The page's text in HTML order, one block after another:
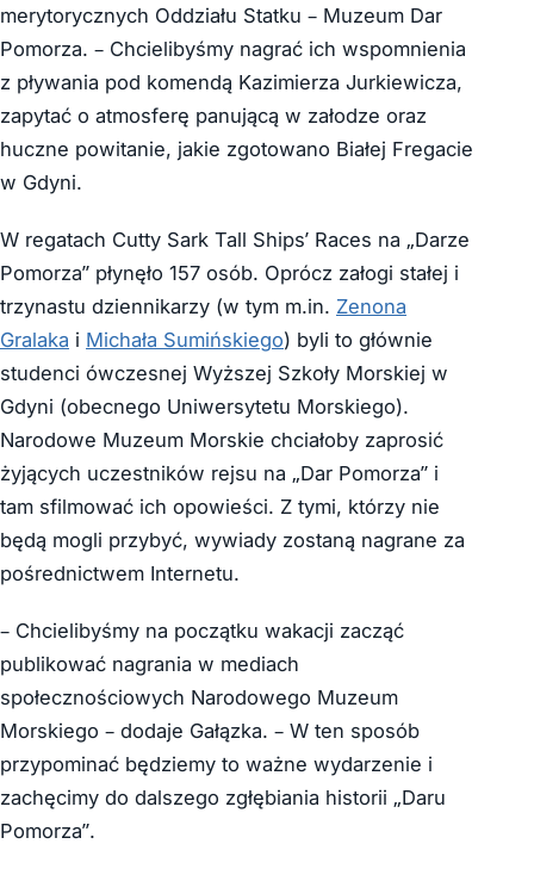
merytorycznych Oddziału Statku – Muzeum Dar
Pomorza. – Chcielibyśmy nagrać ich wspomnienia
z pływania pod komendą Kazimierza Jurkiewicza,
zapytać o atmosferę panującą w załodze oraz
huczne powitanie, jakie zgotowano Białej Fregacie
w Gdyni.
W regatach Cutty Sark Tall Ships’ Races na „Darze
Pomorza” płynęło 157 osób. Oprócz załogi stałej i
trzynastu dziennikarzy (w tym m.in. Zenona
Gralaka i Michała Sumińskiego) byli to głównie
studenci ówczesnej Wyższej Szkoły Morskiej w
Gdyni (obecnego Uniwersytetu Morskiego).
Narodowe Muzeum Morskie chciałoby zaprosić
żyjących uczestników rejsu na „Dar Pomorza” i
tam sfilmować ich opowieści. Z tymi, którzy nie
będą mogli przybyć, wywiady zostaną nagrane za
pośrednictwem Internetu.
– Chcielibyśmy na początku wakacji zacząć
publikować nagrania w mediach
społecznościowych Narodowego Muzeum
Morskiego – dodaje Gałązka. – W ten sposób
przypominać będziemy to ważne wydarzenie i
zachęcimy do dalszego zgłębiania historii „Daru
Pomorza”.